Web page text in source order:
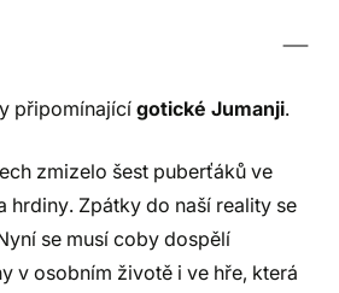
připomínající gotické Jumanji.
zmizelo šest puberťáků ve
hrdiny. Zpátky do naší reality se
se musí coby dospělí
v osobním životě i ve hře, která